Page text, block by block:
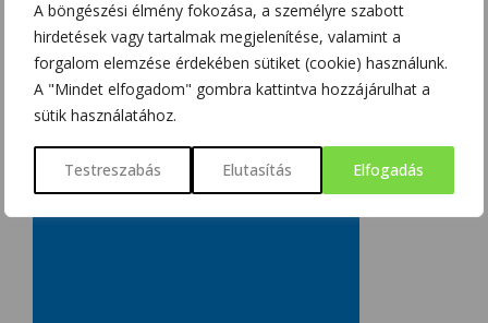
A böngészési élmény fokozása, a személyre szabott
hirdetések vagy tartalmak megjelenítése, valamint a
forgalom elemzése érdekében sütiket (cookie) használunk.
A "Mindet elfogadom" gombra kattintva hozzájárulhat a
sütik használatához.
Testreszabás Elutasítás Elfogadás